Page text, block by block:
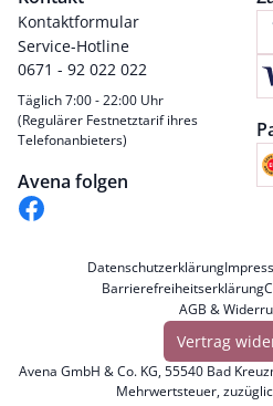
Kontaktformular
Service-Hotline
0671 - 92 022 022
Täglich 7:00 - 22:00 Uhr
(Regulärer Festnetztarif ihres
Telefonanbieters)
Avena folgen
Datenschutzerklärung
Barrierefreiheitserklärung
AGB &
Vertrag
Avena GmbH & Co. KG, 55540 Bad
Mehrwertsteuer,